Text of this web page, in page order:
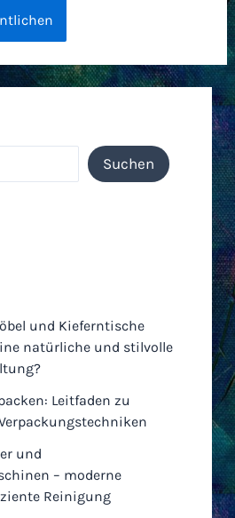
Suchen
und Kieferntische
natürliche und stilvolle
Leitfaden zu
und
– moderne
Reinigung